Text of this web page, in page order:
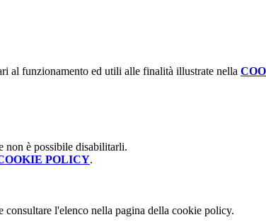
al funzionamento ed utili alle finalità illustrate nella
non è possibile disabilitarli.
POLICY.
l'elenco nella pagina della cookie policy.